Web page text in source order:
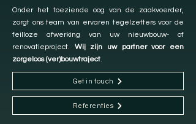
Onder het toeziende oog van de zaakvoerder,
zorgt ons team van ervaren tegelzetters voor de
feilloze afwerking van uw nieuwbouw- of
renovatieproject. Wij zijn uw partner voor een
zorgeloos (ver)bouwtraject.
Get in touch
Referenties